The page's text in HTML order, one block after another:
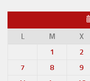
L
M X
1
2
7
8 9